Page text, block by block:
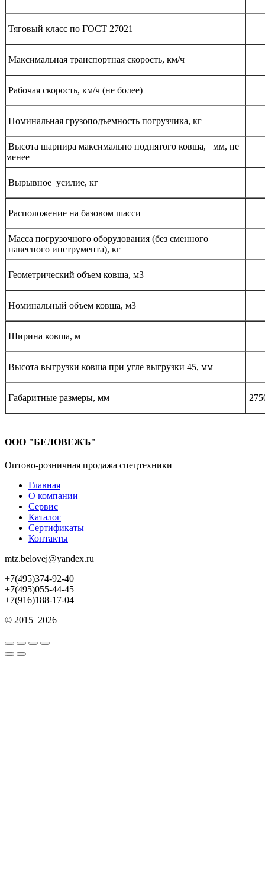
Тяговый класс по ГОСТ 27021
Максимальная транспортная скорость, км/ч
Рабочая скорость, км/ч (не более)
Номинальная грузоподъемность погрузчика, кг
Высота шарнира максимально поднятого ковша, мм, не
менее
Вырывное усилие, кг
Расположение на базовом шасси
Масса погрузочного оборудования (без сменного
навесного инструмента), кг
Геометрический объем ковша, м3
Номинальный объем ковша, м3
Ширина ковша, м
Высота выгрузки ковша при угле выгрузки 45, мм
Габаритные размеры, мм
ООО "БЕЛОВЕЖЪ"
Оптово-розничная продажа спецтехники
Главная
О компании
Сервис
Каталог
Сертификаты
Контакты
mtz.belovej@yandex.ru
+7(495)374-92-40
+7(495)055-44-45
+7(916)188-17-04
© 2015–2026